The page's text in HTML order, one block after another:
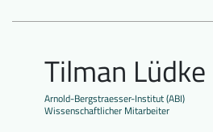
Methode
Blog
Tilman Lüdke
Arnold-Bergstraesser-Institut (ABI)
Wissenschaftlicher Mitarbeiter